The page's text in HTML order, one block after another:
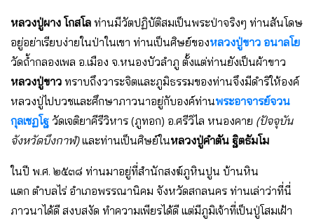
หลวงปู่ผาง โกสโล ท่านมีวัตปฏิบัติสมเป็นพระป่าจริงๆ ท่านสันโดษ
อยู่อย่าเรียบง่ายในป่าในเขา ท่านเป็นศิษย์ของหลวงปู่ขาว อนาลโย
วัดถ้ำกลองเพล อ.เมือง จ.หนองบัวลำภู ตั้งแต่ท่านยังเป็นผ้าขาว
หลวงปู่ขาว ทราบถึงวาระจิตและภูมิธรรมของท่านจึงมีดำริให้องค์
หลวงปู่ไปบวชและศึกษาภาวนาอยู่กับองค์ท่านพระอาจารย์จวน
กุลเชฏโฐ วัดเจติยาคีรีวิหาร (ภูทอก) อ.ศรีวิไล หนองคาย (ปัจจุบัน
จังหวัดบึงกาฬ)และท่านเป็นศิษย์ในหลวงปู่คำตัน ฐิตธัมโม
ในปี พ.ศ. ๒๕๓๘ ท่านมาอยู่ที่สำนักสงฆ์ภูหินปูน บ้านหิน
แตก ตำบลไร่ อำเภอพรรณานิคม จังหวัดสกลนคร ท่านเล่าว่าที่นี่
ภาวนาได้ดี สงบสงัด ทำความเพียรได้ดี แต่มีภูมิเจ้าที่เป็นปู่โสมเฝ้า